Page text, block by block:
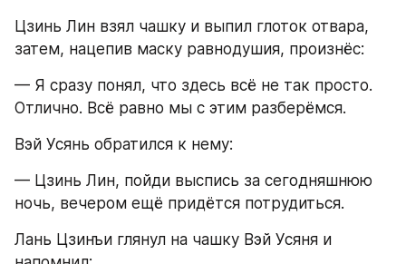
Цзинь Лин взял чашку и выпил глоток отвара,
затем, нацепив маску равнодушия, произнёс:
— Я сразу понял, что здесь всё не так просто.
Отлично. Всё равно мы с этим разберёмся.
Вэй Усянь обратился к нему:
— Цзинь Лин, пойди выспись за сегодняшнюю
ночь, вечером ещё придётся потрудиться.
Лань Цзинъи глянул на чашку Вэй Усяня и